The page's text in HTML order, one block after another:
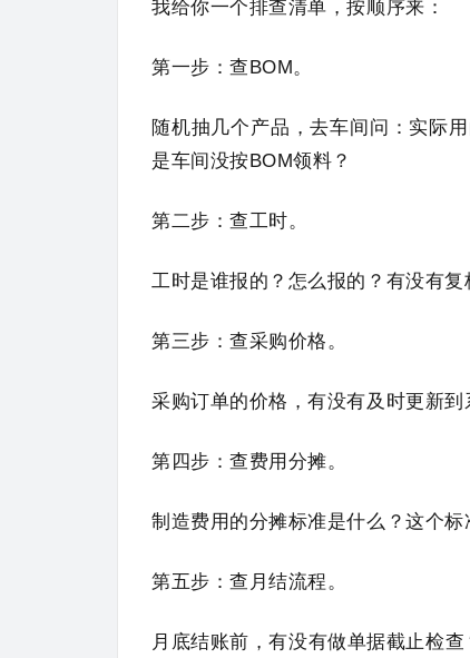
我给你一个排查清单，按顺序来：
第一步：查BOM。
随机抽几个产品，去车间问：实际
是车间没按BOM领料？
第二步：查工时。
工时是谁报的？怎么报的？有没有
第三步：查采购价格。
采购订单的价格，有没有及时更新
第四步：查费用分摊。
制造费用的分摊标准是什么？这个
第五步：查月结流程。
月底结账前，有没有做单据截止检